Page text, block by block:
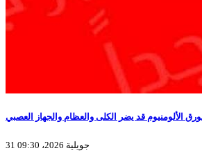
31 جويلية 2026، 09:30